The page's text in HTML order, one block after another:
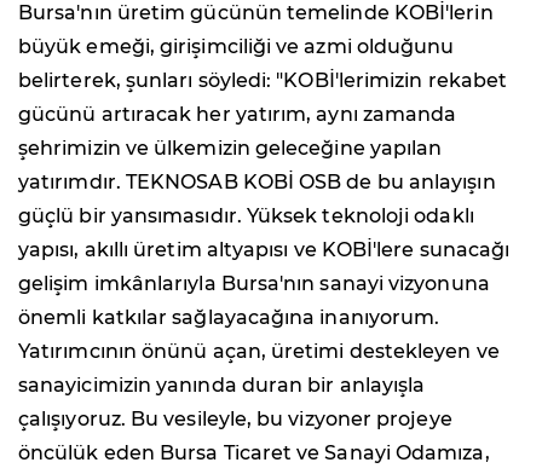
Bursa'nın üretim gücünün temelinde KOBİ'lerin
büyük emeği, girişimciliği ve azmi olduğunu
belirterek, şunları söyledi: "KOBİ'lerimizin rekabet
gücünü artıracak her yatırım, aynı zamanda
şehrimizin ve ülkemizin geleceğine yapılan
yatırımdır. TEKNOSAB KOBİ OSB de bu anlayışın
güçlü bir yansımasıdır. Yüksek teknoloji odaklı
yapısı, akıllı üretim altyapısı ve KOBİ'lere sunacağı
gelişim imkânlarıyla Bursa'nın sanayi vizyonuna
önemli katkılar sağlayacağına inanıyorum.
Yatırımcının önünü açan, üretimi destekleyen ve
sanayicimizin yanında duran bir anlayışla
çalışıyoruz. Bu vesileyle, bu vizyoner projeye
öncülük eden Bursa Ticaret ve Sanayi Odamıza,